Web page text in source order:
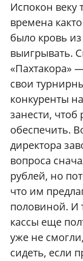
Испокон веку
времена
было кровь
выигрывать.
«Пахтакора»
свои
конкуренты
занести, чтоб
обеспечить.
директора
вопроса
рублей, но
что им
половиной. И
кассы еще
уже не
сидеть, если